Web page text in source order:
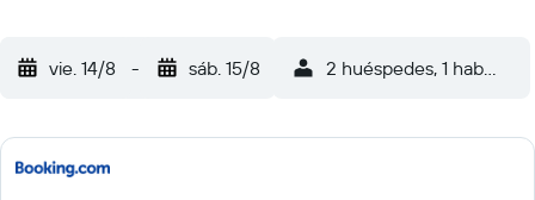
vie. 14/8 - sáb. 15/8 2 huéspedes, 1